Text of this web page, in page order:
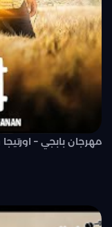
مهرجان بابجي –